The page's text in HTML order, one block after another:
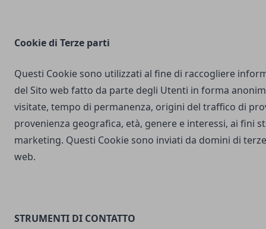
Cookie di Terze parti
Questi Cookie sono utilizzati al fine di raccogliere
del Sito web fatto da parte degli Utenti in forma
visitate, tempo di permanenza, origini del traffico di
provenienza geografica, età, genere e interessi, ai fini
marketing. Questi Cookie sono inviati da domini di
web.
STRUMENTI DI CONTATTO